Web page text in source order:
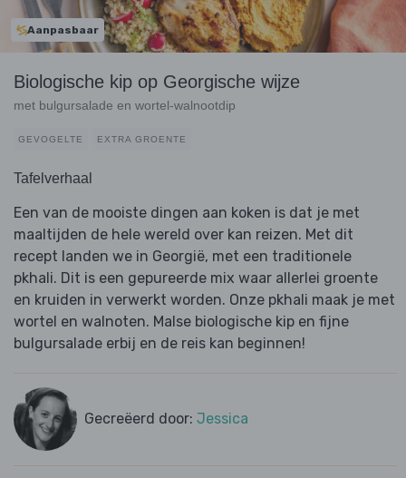
Aanpasbaar
Biologische kip op Georgische wijze
met bulgursalade en wortel-walnootdip
GEVOGELTE EXTRA GROENTE
Tafelverhaal
Een van de mooiste dingen aan koken is dat je met
maaltijden de hele wereld over kan reizen. Met dit
recept landen we in Georgië, met een traditionele
pkhali. Dit is een gepureerde mix waar allerlei groente
en kruiden in verwerkt worden. Onze pkhali maak je met
wortel en walnoten. Malse biologische kip en fijne
bulgursalade erbij en de reis kan beginnen!
Gecreëerd door: Jessica